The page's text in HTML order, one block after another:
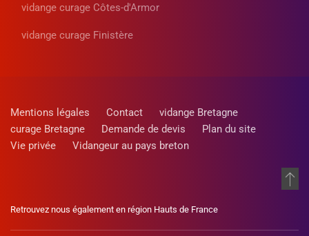
vidange curage Côtes-d'Armor
vidange curage Finistère
Mentions légales Contact
vidange Bretagne
curage Bretagne
Demande de devis
Plan du site
Vie privée
Vidangeur au pays breton
Retrouvez nous également en région Hauts de France